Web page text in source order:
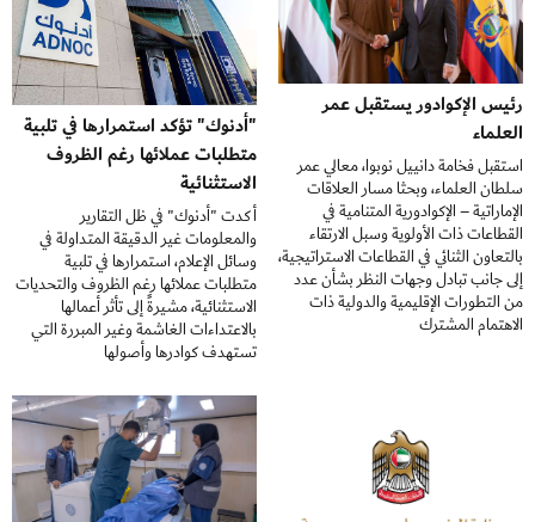
رئيس الإكوادور يستقبل عمر
العلماء
استقبل فخامة دانييل نوبوا، معالي عمر
سلطان العلماء، وبحثا مسار العلاقات
الإماراتية – الإكوادورية المتنامية في
القطاعات ذات الأولوية وسبل الارتقاء
بالتعاون الثنائي في القطاعات الاستراتيجية،
إلى جانب تبادل وجهات النظر بشأن عدد
من التطورات الإقليمية والدولية ذات
الاهتمام المشترك
"أدنوك" تؤكد استمرارها في تلبية
متطلبات عملائها رغم الظروف
الاستثنائية
أكدت "أدنوك" في ظل التقارير
والمعلومات غير الدقيقة المتداولة في
وسائل الإعلام، استمرارها في تلبية
متطلبات عملائها رغم الظروف والتحديات
الاستثنائية، مشيرةً إلى تأثر أعمالها
بالاعتداءات الغاشمة وغير المبررة التي
تستهدف كوادرها وأصولها